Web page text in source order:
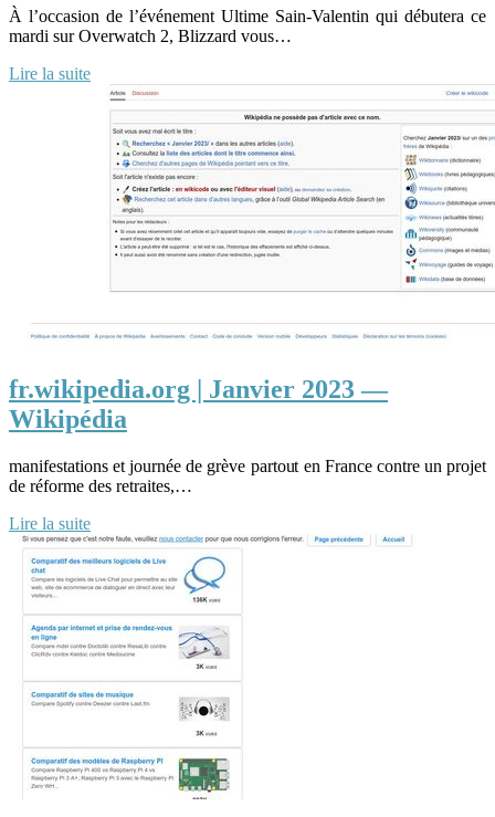
À l’occasion de l’événement Ultime Sain-Valentin qui débutera ce
mardi sur Overwatch 2, Blizzard vous…
Lire la suite
fr.wikipedia.org | Janvier 2023 —
Wikipédia
manifestations et journée de grève partout en France contre un projet
de réforme des retraites,…
Lire la suite